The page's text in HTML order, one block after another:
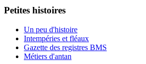
Petites histoires
Un peu d'histoire
Intempéries et fléaux
Gazette des registres BMS
Métiers d'antan